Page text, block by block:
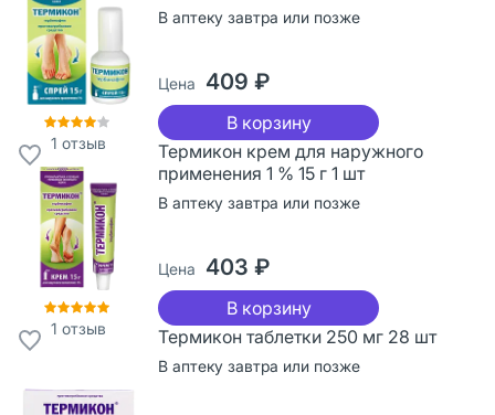
1 отзыв
В аптеку завтра или позже
Цена 409 ₽
В корзину
1 отзыв
Термикон крем для наружного
применения 1 % 15 г 1 шт
В аптеку завтра или позже
Цена 403 ₽
В корзину
Термикон таблетки 250 мг 28 шт
В аптеку завтра или позже